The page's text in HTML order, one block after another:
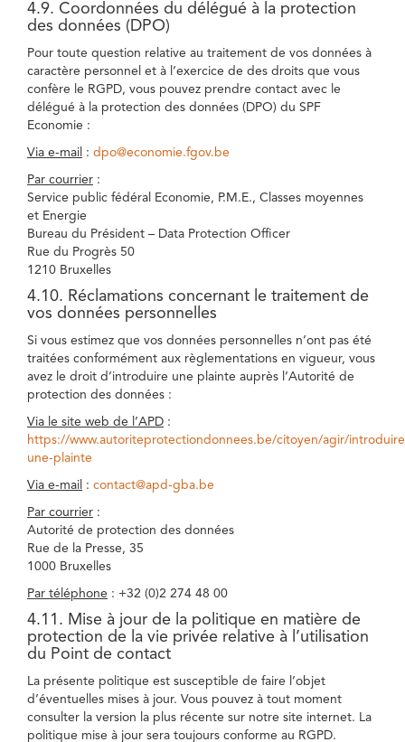
4.9. Coordonnées du délégué à la protection
des données (DPO)
Pour toute question relative au traitement de vos données à
caractère personnel et à l’exercice de des droits que vous
confère le RGPD, vous pouvez prendre contact avec le
délégué à la protection des données (DPO) du SPF
Economie :
Via e-mail : dpo@economie.fgov.be
Par courrier :
Service public fédéral Economie, P.M.E., Classes moyennes
et Energie
Bureau du Président – Data Protection Officer
Rue du Progrès 50
1210 Bruxelles
4.10. Réclamations concernant le traitement de
vos données personnelles
Si vous estimez que vos données personnelles n’ont pas été
traitées conformément aux règlementations en vigueur, vous
avez le droit d’introduire une plainte auprès l’Autorité de
protection des données :
Via le site web de l’APD :
https://www.autoriteprotectiondonnees.be/citoyen/agir/
une-plainte
Via e-mail : contact@apd-gba.be
Par courrier :
Autorité de protection des données
Rue de la Presse, 35
1000 Bruxelles
Par téléphone : +32 (0)2 274 48 00
4.11. Mise à jour de la politique en matière de
protection de la vie privée relative à l’utilisation
du Point de contact
La présente politique est susceptible de faire l’objet
d’éventuelles mises à jour. Vous pouvez à tout moment
consulter la version la plus récente sur notre site internet. La
politique mise à jour sera toujours conforme au RGPD.